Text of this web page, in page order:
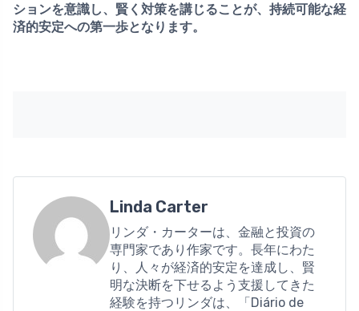
ションを意識し、賢く対策を講じることが、持続可能な経
済的安定への第一歩となります。
Linda Carter
リンダ・カーターは、金融と投資の
専門家であり作家です。長年にわた
り、人々が経済的安定を達成し、賢
明な決断を下せるよう支援してきた
経験を持つリンダは、「Diário de